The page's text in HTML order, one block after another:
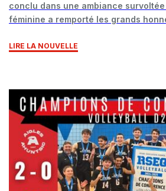
conclu dans une ambiance survoltée
féminine a remporté les grands
LIRE LA NOUVELLE